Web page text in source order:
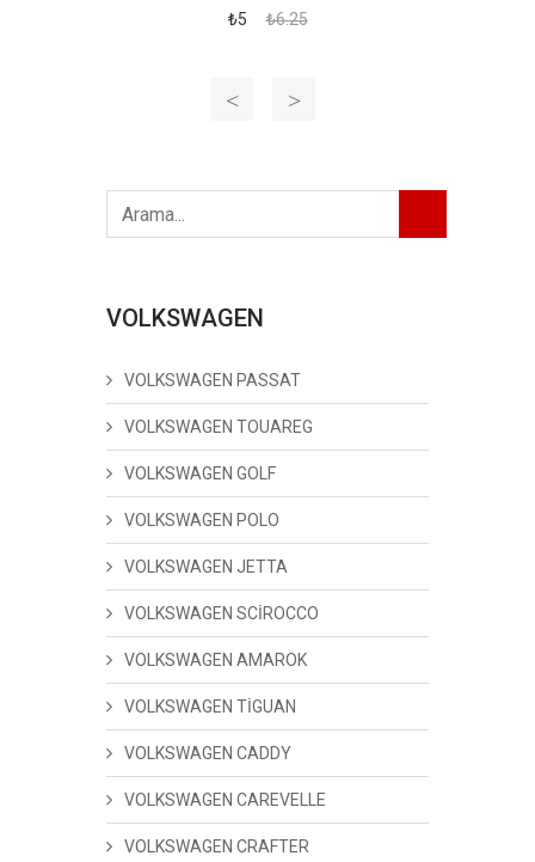
₺5 ₺6.25
VOLKSWAGEN
VOLKSWAGEN PASSAT
VOLKSWAGEN TOUAREG
VOLKSWAGEN GOLF
VOLKSWAGEN POLO
VOLKSWAGEN JETTA
VOLKSWAGEN SCİROCCO
VOLKSWAGEN AMAROK
VOLKSWAGEN TİGUAN
VOLKSWAGEN CADDY
VOLKSWAGEN CAREVELLE
VOLKSWAGEN CRAFTER